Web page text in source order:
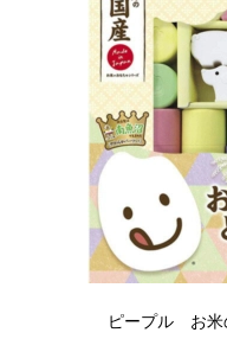
ピープル お米